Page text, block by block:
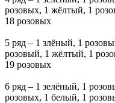
розовых, 1 жёлтый, 1
18 розовых
5 ряд – 1 злёный, 1
розовый, 1 жёлтый, 1
19 розовых
6 ряд – 1 зелёный, 1
розовых, 1 белый, 1